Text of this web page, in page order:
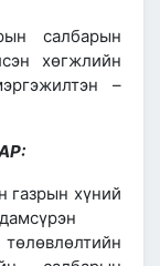
салбарын
хөгжлийн
–
газрын хүний